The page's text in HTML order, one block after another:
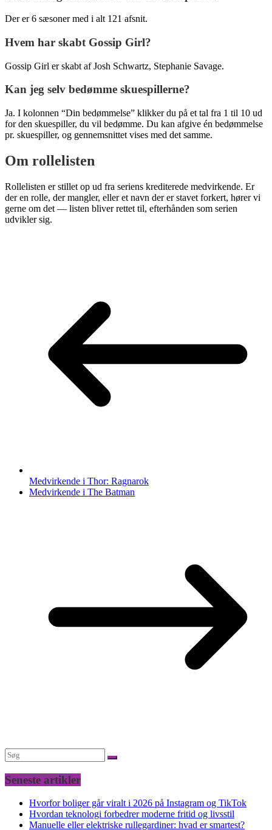
Der er 6 sæsoner med i alt 121 afsnit.
Hvem har skabt Gossip Girl?
Gossip Girl er skabt af Josh Schwartz, Stephanie Savage.
Kan jeg selv bedømme skuespillerne?
Ja. I kolonnen “Din bedømmelse” klikker du på et tal fra 1 til 10 ud
for den skuespiller, du vil bedømme. Du kan afgive én bedømmelse
pr. skuespiller, og gennemsnittet vises med det samme.
Om rollelisten
Rollelisten er stillet op ud fra seriens krediterede medvirkende. Er
der en rolle, der mangler, eller et navn der er stavet forkert, hører vi
gerne om det — listen bliver rettet til, efterhånden som serien
udvikler sig.
Medvirkende i Thor: Ragnarok
Medvirkende i The Batman
Seneste artikler
Hvorfor boliger går viralt i 2026 på Instagram og TikTok
Hvordan teknologi forbedrer moderne fritid og livsstil
Manuelle eller elektriske rullegardiner: hvad er smartest?